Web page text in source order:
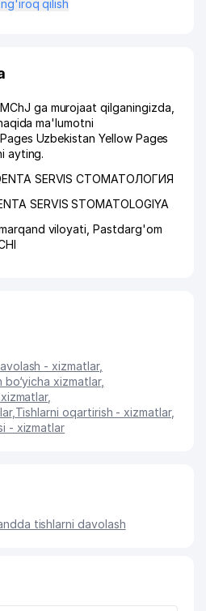
qilish
MChJ ga murojaat qilganingizda,
ma'lumotni
Uzbekistan Yellow Pages
ayting.
SERVIS СТОМАТОЛОГИЯ
SERVIS STOMATOLOGIYA
viloyati ,Pastdarg'om
- xizmatlar,
bo‘yicha xizmatlar,
,
, Tishlarni oqartirish - xizmatlar,
- xizmatlar
tishlarni davolash